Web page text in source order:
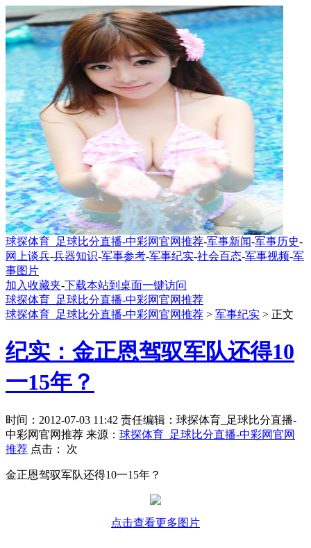
球探体育_足球比分直播-中彩网官网推荐-军事新闻-军事历史-
网上谈兵-兵器知识-军事参考-军事纪实-社会百态-军事视频-军
事图片
加入收藏夹-下载本站到桌面一键访问
球探体育_足球比分直播-中彩网官网推荐
球探体育_足球比分直播-中彩网官网推荐 > 军事纪实 > 正文
纪实：金正恩驾驭军队还得10
一15年？
时间：2012-07-03 11:42 责任编辑：球探体育_足球比分直播-
中彩网官网推荐 来源： 球探体育_足球比分直播-中彩网官网
推荐 点击： 次
金正恩驾驭军队还得10一15年？
点击查看更多图片